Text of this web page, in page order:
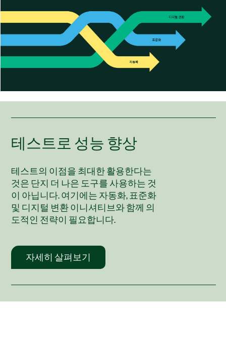
테스트로 성능 향상
테스트의 이점을 최대한 활용한다는
것은 단지 더 나은 도구를 사용하는 것
이 아닙니다. 여기에는 자동화, 표준화
및 디지털 변환 이니셔티브와 함께 의
도적인 전략이 필요합니다.
자세히 살펴보기